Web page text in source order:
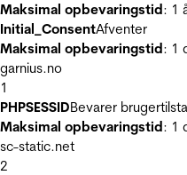
Maksimal opbevaringstid: 1
Initial_ConsentAfventer
Maksimal opbevaringstid: 1
garnius.no
1
PHPSESSIDBevarer
Maksimal opbevaringstid: 1
sc-static.net
2